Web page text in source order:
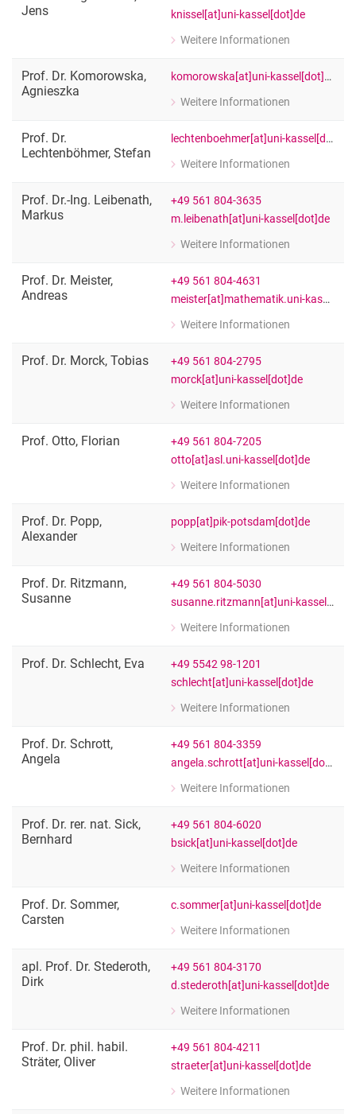
Jens
knissel[at]uni-kassel[dot]de
Weitere Informationen
zu Prof. Dr.-Ing. Jens Knissel
Prof. Dr. Komorowska,
Agnieszka
komorowska[at]uni-kassel[dot]de
Weitere Informationen
zu Prof. Dr. Agnieszka Komorowska
Prof. Dr.
Lechtenböhmer, Stefan
lechtenboehmer[at]uni-kassel[dot]de
Weitere Informationen
zu Prof. Dr. Stefan Lechtenböhmer
Prof. Dr.-Ing. Leibenath,
Markus
+49 561 804-3635
m.leibenath[at]uni-kassel[dot]de
Weitere Informationen
zu Prof. Dr.-Ing. Markus Leibenath
Prof. Dr. Meister,
Andreas
+49 561 804-4631
meister[at]mathematik.uni-kassel[dot]de
Weitere Informationen
zu Prof. Dr. Andreas Meister
Prof. Dr. Morck, Tobias
+49 561 804-2795
morck[at]uni-kassel[dot]de
Weitere Informationen
zu Prof. Dr. Tobias Morck
Prof. Otto, Florian
+49 561 804-7205
otto[at]asl.uni-kassel[dot]de
Weitere Informationen
zu Prof. Florian Otto
Prof. Dr. Popp,
Alexander
popp[at]pik-potsdam[dot]de
Weitere Informationen
zu Prof. Dr. Alexander Popp
Prof. Dr. Ritzmann,
Susanne
+49 561 804-5030
susanne.ritzmann[at]uni-kassel[dot]de
Weitere Informationen
zu Prof. Dr. Susanne Ritzmann
Prof. Dr. Schlecht, Eva
+49 5542 98-1201
schlecht[at]uni-kassel[dot]de
Weitere Informationen
zu Prof. Dr. Eva Schlecht
Prof. Dr. Schrott,
Angela
+49 561 804-3359
angela.schrott[at]uni-kassel[dot]de
Weitere Informationen
zu Prof. Dr. Angela Schrott
Prof. Dr. rer. nat. Sick,
Bernhard
+49 561 804-6020
bsick[at]uni-kassel[dot]de
Weitere Informationen
zu Prof. Dr. rer. nat. Bernhard Sick
Prof. Dr. Sommer,
Carsten
c.sommer[at]uni-kassel[dot]de
Weitere Informationen
zu Prof. Dr. Carsten Sommer
apl. Prof. Dr. Stederoth,
Dirk
+49 561 804-3170
d.stederoth[at]uni-kassel[dot]de
Weitere Informationen
zu apl. Prof. Dr. Dirk Stederoth
Prof. Dr. phil. habil.
Sträter, Oliver
+49 561 804-4211
straeter[at]uni-kassel[dot]de
Weitere Informationen
zu Prof. Dr. phil. habil. Oliver Sträter